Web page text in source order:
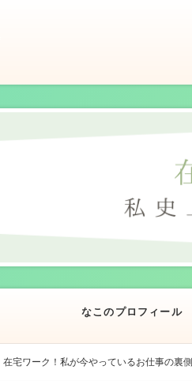
なこのプロフィール
在宅ワーク！私が今やっているお仕事の裏